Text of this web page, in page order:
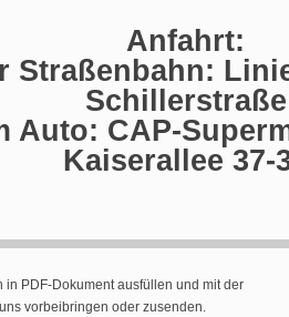
Anfahrt:
Straßenbahn:
Schillerstraße
Auto: CAP-
Kaiserallee 37-
in PDF-Dokument ausfüllen und mit der
vorbeibringen oder zusenden.